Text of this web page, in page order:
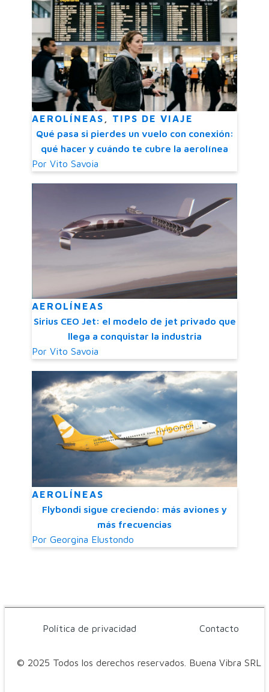
AEROLÍNEAS
TIPS DE VIAJE
Qué pasa si pierdes un vuelo con conexión:
qué hacer y cuándo te cubre la aerolínea
Por Vito Savoia
AEROLÍNEAS
Sirius CEO Jet: el modelo de jet privado que
llega a conquistar la industria
Por Vito Savoia
AEROLÍNEAS
Flybondi sigue creciendo: más aviones y
más frecuencias
Por Georgina Elustondo
© 2025 Todos los derechos reservados. Buena Vibra SRL
Política de privacidad Contacto